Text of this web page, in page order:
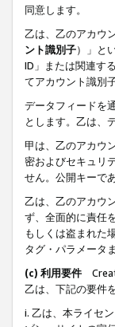
同意します。
乙は、乙のアカウ
ント識別子）」と
ID」または関連す
てアカウント識別
データフィードを
とします。乙は、
甲は、乙のアカウ
密およびセキュリ
せん。公開キーで
乙は、乙のアカウ
ず、全面的に責任
もしくは盗まれた
タグ・パラメータ
(c) 利用要件
乙は、下記の要件
i. 乙は、本ライセ